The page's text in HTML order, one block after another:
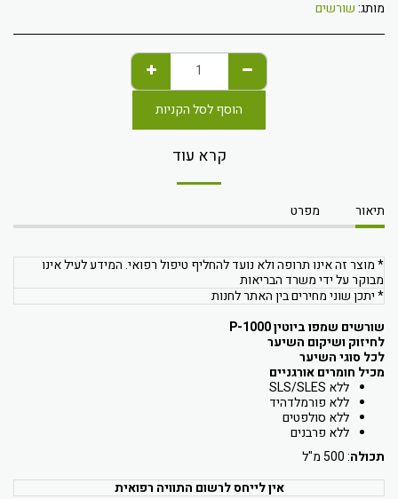
מותג:שורשים
הוסף לסל הקניות
קרא עוד
תיאור מפרט
* מוצר זה אינו תרופה ולא נועד להחליף טיפול רפואי. המידע לעיל אינו
מבוקר על ידי משרד הבריאות
* יתכן שוני מחירים בין האתר לחנות
שורשים שמפו ביוטין P-1000
לחיזוק ושיקום השיער
לכל סוגי השיער
מכיל חומרים אורגניים
ללא SLS/SLES
ללא פורמלדהיד
ללא סולפטים
ללא פרבנים
תכולה: 500 מ"ל
אין לייחס לרשום התוויה רפואית